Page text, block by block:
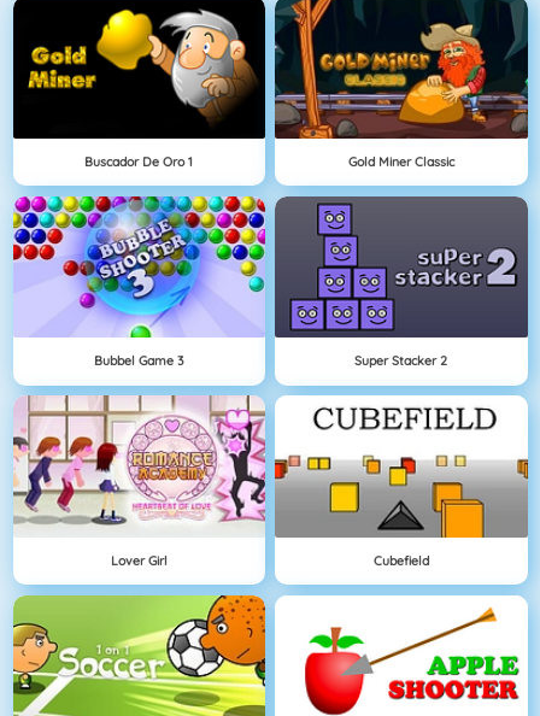
Buscador De Oro 1 Gold Miner Classic
Bubbel Game 3 Super Stacker 2
Lover Girl Cubefield